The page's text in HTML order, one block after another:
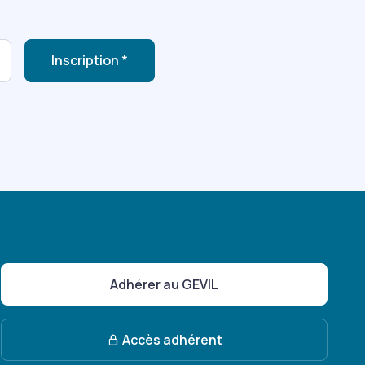
Inscription *
Adhérer au GEVIL
Accès adhérent